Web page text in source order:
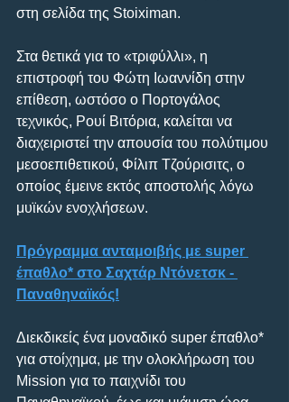
στη σελίδα της Stoiximan.
Στα θετικά για το «τριφύλλι», η
επιστροφή του Φώτη Ιωαννίδη στην
επίθεση, ωστόσο ο Πορτογάλος
τεχνικός, Ρουί Βιτόρια, καλείται να
διαχειριστεί την απουσία του πολύτιμου
μεσοεπιθετικού, Φίλιπ Τζούρισιτς, ο
οποίος έμεινε εκτός αποστολής λόγω
μυϊκών ενοχλήσεων.
Πρόγραμμα ανταμοιβής με super
έπαθλο* στο Σαχτάρ Ντόνετσκ -
Παναθηναϊκός!
Διεκδικείς ένα μοναδικό super έπαθλο*
για στοίχημα, με την ολοκλήρωση του
Mission για το παιχνίδι του